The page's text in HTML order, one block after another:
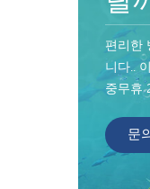
편리한
니다..
중무휴
문